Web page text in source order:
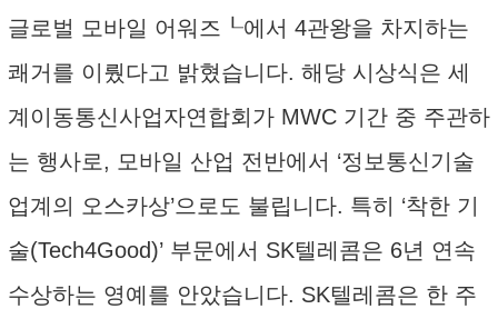
글로벌 모바일 어워즈┖에서 4관왕을 차지하는
쾌거를 이뤘다고 밝혔습니다. 해당 시상식은 세
계이동통신사업자연합회가 MWC 기간 중 주관하
는 행사로, 모바일 산업 전반에서 ‘정보통신기술
업계의 오스카상’으로도 불립니다. 특히 ‘착한 기
술(Tech4Good)’ 부문에서 SK텔레콤은 6년 연속
수상하는 영예를 안았습니다. SK텔레콤은 한 주